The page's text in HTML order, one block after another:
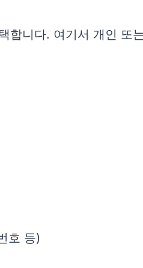
합니다. 여기서 개인
호 등)